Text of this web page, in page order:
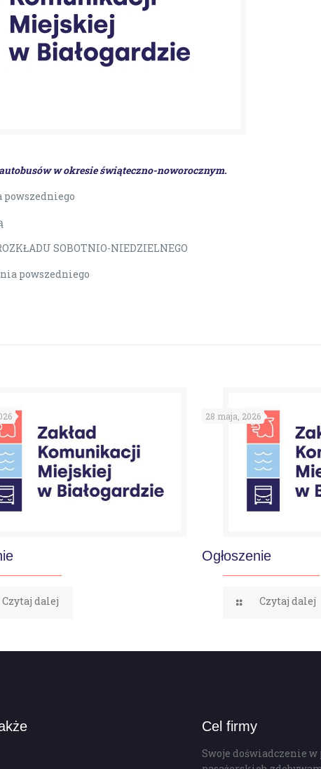
w okresie świąteczno-noworocznym.
powszedniego
SOBOTNIO-NIEDZIELNEGO
powszedniego
Czytaj dalej
28 maja, 2026
Ogłoszenie
Czytaj dalej
Cel firmy
Swoje doświadczenie w